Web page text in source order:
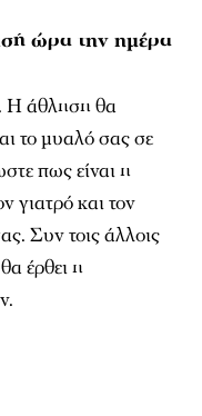
ώρα την ημέρα
Η άθληση θα
το μυαλό σας σε
πως είναι η
γιατρό και τον
Συν τοις άλλοις
έρθει η